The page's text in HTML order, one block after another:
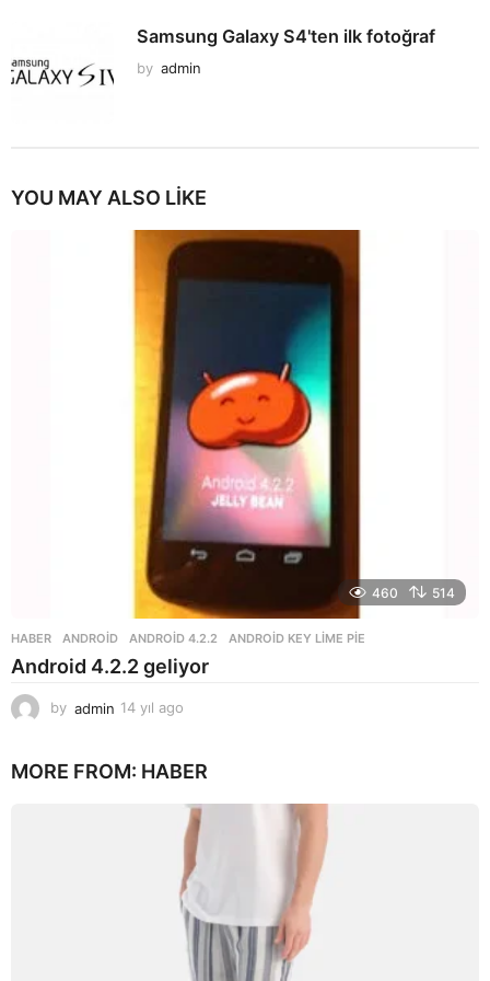
Samsung Galaxy S4'ten ilk fotoğraf
by admin
YOU MAY ALSO LIKE
460 514
HABER ANDROID ,ANDROID 4.2.2 ,ANDROID KEY LIME PIE
Android 4.2.2 geliyor
by admin 14 yıl ago
ı
a
g
MORE FROM: HABER